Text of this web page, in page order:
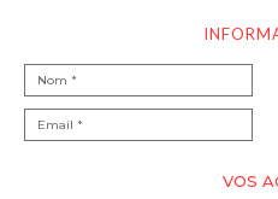
VOS